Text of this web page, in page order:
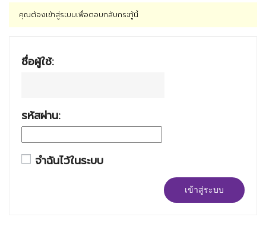
คุณต้องเข้าสู่ระบบเพื่อตอบกลับกระทู้นี้
ชื่อผู้ใช้:
รหัสผ่าน:
จำฉันไว้ในระบบ
เข้าสู่ระบบ